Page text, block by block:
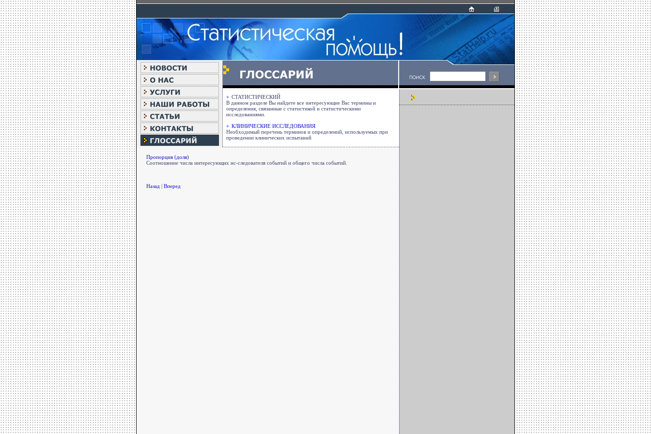
СТАТИСТИЧЕСКИЙ
В данном разделе Вы найдете все интересующие Вас термины и
определения, связанные с статистикой и статистическими
исследованиями.
КЛИНИЧЕСКИЕ ИССЛЕДОВАНИЯ
Необходимый перечень терминов и определений, используемых при
проведении клинических испытаний
Пропорция (доля)
Соотношение числа интересующих ис-следователя событий и общего числа событий.
Назад | Вперед